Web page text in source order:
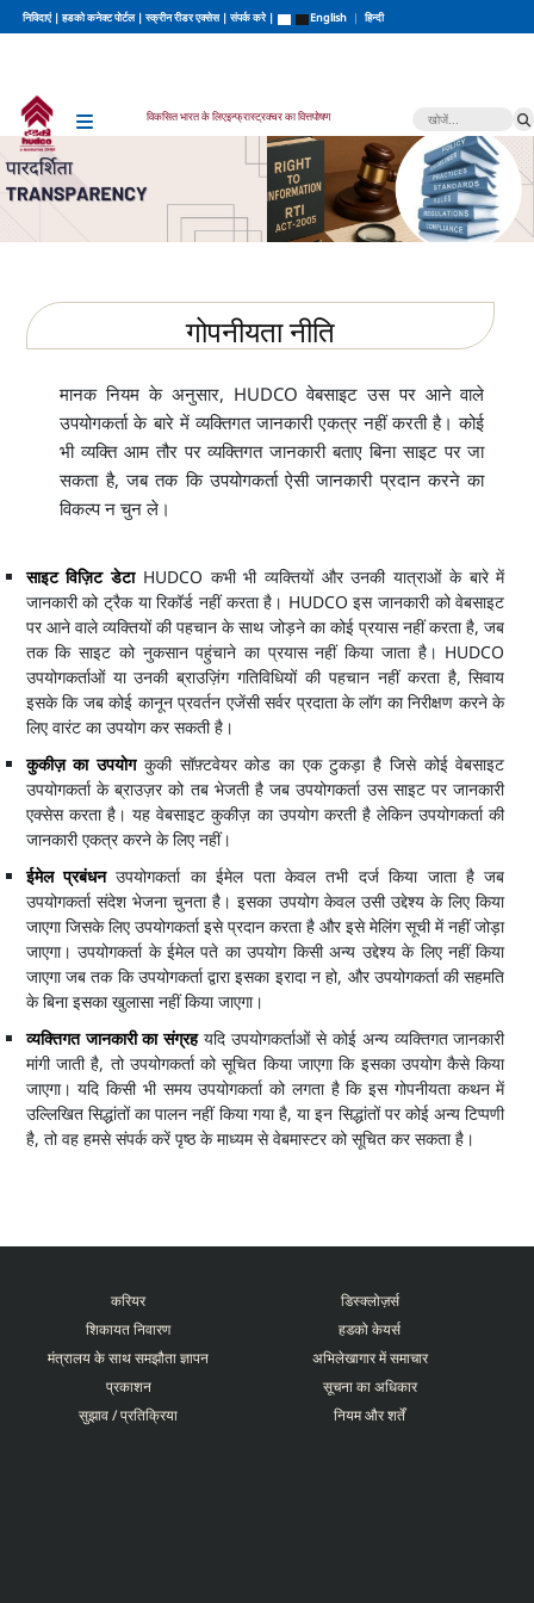
निविदाएं | हडको कनेक्ट पोर्टल | स्क्रीन रीडर एक्सेस | संपर्क करे | English | हिन्दी
विकसित भारत के लिएइन्फ्रास्ट्रक्चर का वित्तपोषण
गोपनीयता नीति
मानक नियम के अनुसार, HUDCO वेबसाइट उस पर आने वाले
उपयोगकर्ता के बारे में व्यक्तिगत जानकारी एकत्र नहीं करती है। कोई
भी व्यक्ति आम तौर पर व्यक्तिगत जानकारी बताए बिना साइट पर जा
सकता है, जब तक कि उपयोगकर्ता ऐसी जानकारी प्रदान करने का
विकल्प न चुन ले।
साइट विज़िट डेटाHUDCO कभी भी व्यक्तियों और उनकी यात्राओं के बारे में
जानकारी को ट्रैक या रिकॉर्ड नहीं करता है। HUDCO इस जानकारी को वेबसाइट
पर आने वाले व्यक्तियों की पहचान के साथ जोड़ने का कोई प्रयास नहीं करता है, जब
तक कि साइट को नुकसान पहुंचाने का प्रयास नहीं किया जाता है। HUDCO
उपयोगकर्ताओं या उनकी ब्राउज़िंग गतिविधियों की पहचान नहीं करता है, सिवाय
इसके कि जब कोई कानून प्रवर्तन एजेंसी सर्वर प्रदाता के लॉग का निरीक्षण करने के
लिए वारंट का उपयोग कर सकती है।
कुकीज़ का उपयोगकुकी सॉफ़्टवेयर कोड का एक टुकड़ा है जिसे कोई वेबसाइट
उपयोगकर्ता के ब्राउज़र को तब भेजती है जब उपयोगकर्ता उस साइट पर जानकारी
एक्सेस करता है। यह वेबसाइट कुकीज़ का उपयोग करती है लेकिन उपयोगकर्ता की
जानकारी एकत्र करने के लिए नहीं।
ईमेल प्रबंधनउपयोगकर्ता का ईमेल पता केवल तभी दर्ज किया जाता है जब
उपयोगकर्ता संदेश भेजना चुनता है। इसका उपयोग केवल उसी उद्देश्य के लिए किया
जाएगा जिसके लिए उपयोगकर्ता इसे प्रदान करता है और इसे मेलिंग सूची में नहीं जोड़ा
जाएगा। उपयोगकर्ता के ईमेल पते का उपयोग किसी अन्य उद्देश्य के लिए नहीं किया
जाएगा जब तक कि उपयोगकर्ता द्वारा इसका इरादा न हो, और उपयोगकर्ता की सहमति
के बिना इसका खुलासा नहीं किया जाएगा।
व्यक्तिगत जानकारी का संग्रहयदि उपयोगकर्ताओं से कोई अन्य व्यक्तिगत जानकारी
मांगी जाती है, तो उपयोगकर्ता को सूचित किया जाएगा कि इसका उपयोग कैसे किया
जाएगा। यदि किसी भी समय उपयोगकर्ता को लगता है कि इस गोपनीयता कथन में
उल्लिखित सिद्धांतों का पालन नहीं किया गया है, या इन सिद्धांतों पर कोई अन्य टिप्पणी
है, तो वह हमसे संपर्क करें पृष्ठ के माध्यम से वेबमास्टर को सूचित कर सकता है।
करियर
डिस्क्लोज़र्स
शिकायत निवारण
हडको केयर्स
मंत्रालय के साथ समझौता ज्ञापन
अभिलेखागार में समाचार
प्रकाशन
सूचना का अधिकार
सुझाव / प्रतिक्रिया
नियम और शर्तें